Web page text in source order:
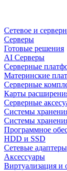
Сетевое и
Cерверы
Готовые решения
AI Серверы
Серверные
Материнские
Серверные
Карты
Серверные
Системы
Системы
Программное
HDD и SSD
Сетевые адаптеры
Аксессуары
Виртуализация и